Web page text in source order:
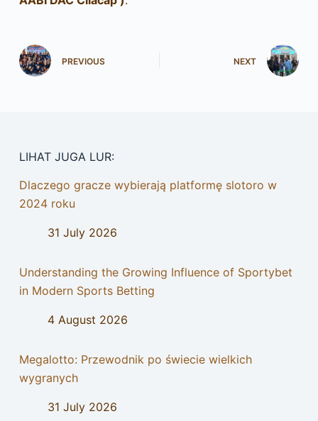
PREVIOUS NEXT
LIHAT JUGA LUR:
Dlaczego gracze wybierają platformę slotoro w
2024 roku
31 July 2026
Understanding the Growing Influence of Sportybet
in Modern Sports Betting
4 August 2026
Megalotto: Przewodnik po świecie wielkich
wygranych
31 July 2026